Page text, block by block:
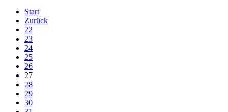
Start
Zurück
22
23
24
25
26
27
28
29
30